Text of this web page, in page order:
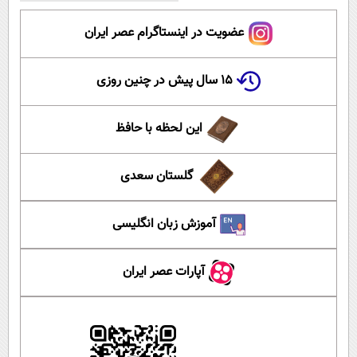
عضویت در اینستاگرام عصر ایران
۱۵ سال پیش در چنین روزی
این لحظه با حافظ
گلستان سعدی
آموزش زبان انگلیسی
آپارات عصر ایران